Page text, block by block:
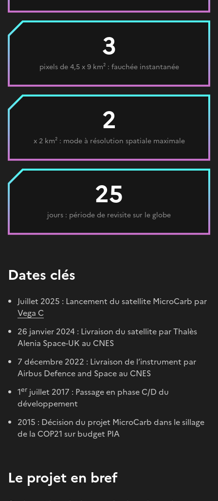
3
pixels de 4,5 x 9 km² : fauchée instantanée
2
x 2 km² : mode à résolution spatiale maximale
25
jours : période de revisite sur le globe
Dates clés
Juillet 2025 : Lancement du satellite MicroCarb par
Vega C
26 janvier 2024 : Livraison du satellite par Thalès
Alenia Space-UK au CNES
7 décembre 2022 : Livraison de l’instrument par
Airbus Defence and Space au CNES
1er juillet 2017 : Passage en phase C/D du
développement
2015 : Décision du projet MicroCarb dans le sillage
de la COP21 sur budget PIA
Le projet en bref